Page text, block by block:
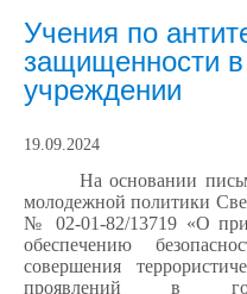
Учения по
защищенности
учреждении
19.09.2024
На основании
молодежной политики
№ 02-01-82/13719 «О
обеспечению
совершения
проявлений в